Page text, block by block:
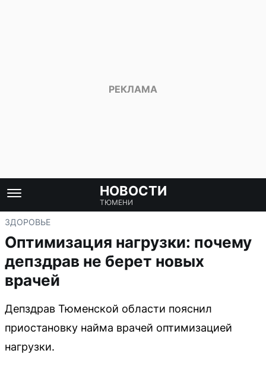
НОВОСТИ
ТЮМЕНИ
ЗДОРОВЬЕ
Оптимизация нагрузки: почему
депздрав не берет новых
врачей
Депздрав Тюменской области пояснил
приостановку найма врачей оптимизацией
нагрузки.